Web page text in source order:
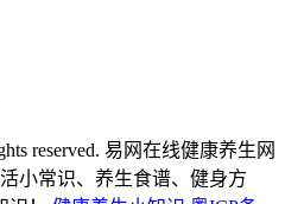
的人，吸烟时常常有四个...
膜炎可能由遗传因素、...
reserved. 易网在线健康养生网
小常识、养生食谱、健身方